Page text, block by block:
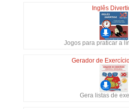
Inglês
Jogos para praticar a
Gerador de
Gera listas de